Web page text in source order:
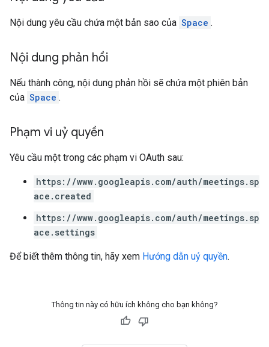
Nội dung yêu cầu chứa một bản sao của Space .
Nội dung phản hồi
Nếu thành công, nội dung phản hồi sẽ chứa một phiên bản
của Space .
Phạm vi uỷ quyền
Yêu cầu một trong các phạm vi OAuth sau:
https://www.googleapis.com/auth/meetings.sp
ace.created
https://www.googleapis.com/auth/meetings.sp
ace.settings
Để biết thêm thông tin, hãy xem Hướng dẫn uỷ quyền.
Thông tin này có hữu ích không cho bạn không?